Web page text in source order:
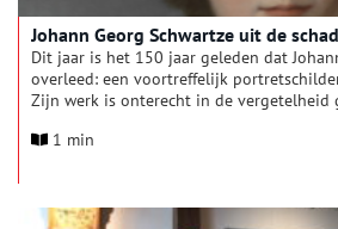
Johann Georg Schwartze uit de
Dit jaar is het 150 jaar geleden dat
overleed: een voortreffelijk
Zijn werk is onterecht in de vergetelheid
laatste overzichtstentoonstelling,
beste portretten van Johann Georg
1 min